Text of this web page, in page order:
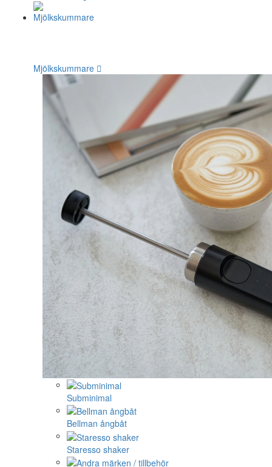
Mjölkskummare
Subminimal
Bellman ångbåt
Staresso shaker